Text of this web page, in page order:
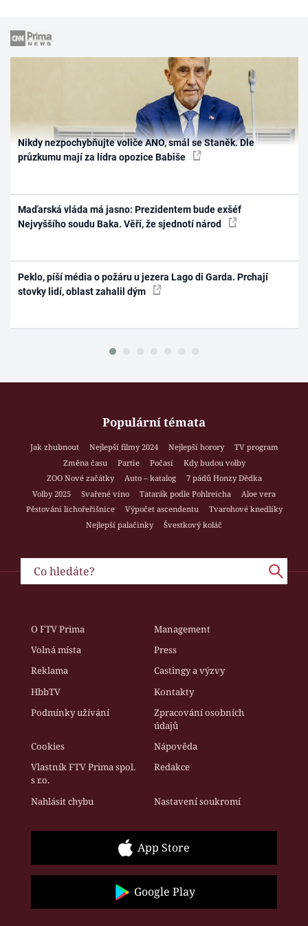
Nikdy nezpochybňujte voliče ANO, smál se Staněk. Dle
průzkumu mají za lídra opozice Babiše
Maďarská vláda má jasno: Prezidentem bude exšéf
Nejvyššího soudu Baka. Věří, že sjednotí národ
Peklo, píší média o požáru u jezera Lago di Garda. Prchají
stovky lidí, oblast zahalil dým
Populární témata
Jak zhubnout Nejlepší filmy 2024 Nejlepší horory
TV program
Změna času
Partie Počasí
Kdy budou volby
ZOO Nové začátky
Auto – katalog
7 pádů Honzy Dědka
Volby 2025
Svařené víno Tatarák podle Pohlreicha
Aloe vera
Pěstování lichořeřišnice
Výpočet ascendentu
Tvarohové knedlíky
Nejlepší palačinky
Švestkový koláč
O FTV Prima
Management
Volná místa
Press
Reklama
Castingy a výzvy
HbbTV
Kontakty
Podmínky užívání
Zpracování osobních
údajů
Cookies
Nápověda
Vlastník FTV Prima spol.
s r.o.
Redakce
Nahlásit chybu Nastavení soukromí
App Store
Google Play